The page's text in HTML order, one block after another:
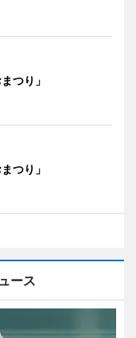
つり」
つり」
ース